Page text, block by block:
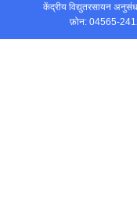
केंद्रीय विद्युतरसायन
फ़ोन: 04565-